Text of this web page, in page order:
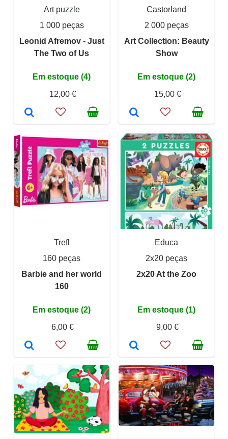
Art puzzle
1 000 peças
Leonid Afremov - Just
The Two of Us
Em estoque (4)
12,00 €
Castorland
2 000 peças
Art Collection: Beauty
Show
Em estoque (2)
15,00 €
Trefl
160 peças
Barbie and her world
160
Em estoque (2)
6,00 €
Educa
2x20 peças
2x20 At the Zoo
Em estoque (1)
9,00 €